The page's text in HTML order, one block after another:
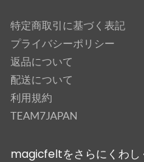
特定商取引に基づく表記
プライバシーポリシー
返品について
配送について
利用規約
TEAM7JAPAN
magicfeltをさらにくわし